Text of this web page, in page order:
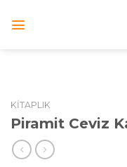
KITAPLIK
Piramit Ceviz